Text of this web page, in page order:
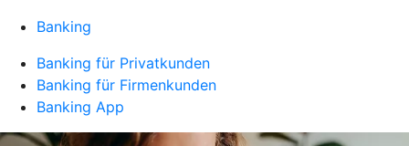
Banking
Banking für Privatkunden
Banking für Firmenkunden
Banking App